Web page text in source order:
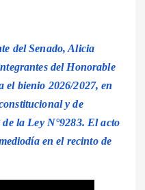
del Senado, Alicia
del Honorable
bienio 2026/2027, en
y de
la Ley N°9283. El acto
en el recinto de